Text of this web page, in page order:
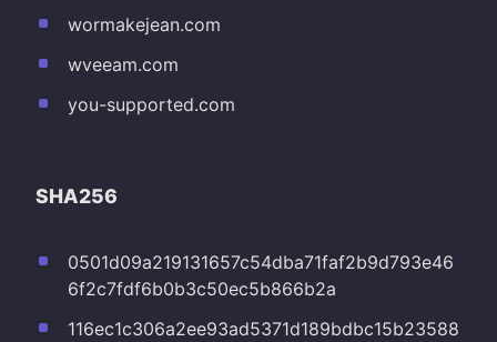
wormakejean.com
wveeam.com
you-supported.com
SHA256
0501d09a219131657c54dba71faf2b9d793e46
6f2c7fdf6b0b3c50ec5b866b2a
116ec1c306a2ee93ad5371d189bdbc15b23588